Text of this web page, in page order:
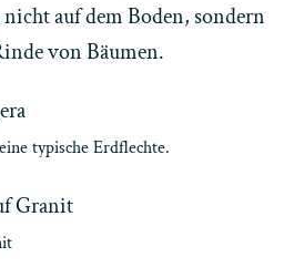
auf dem Boden, sondern
von Bäumen.
typische Erdflechte.